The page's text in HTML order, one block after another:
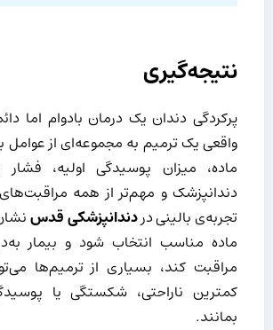
نتیجه‌گیری
پرکردگی دندان یک درمان بادوام اما
واقعی یک ترمیم به مجموعه‌ای از عوامل
ماده، میزان پوسیدگی اولیه،
دندانپزشک و مهم‌تر از همه
تجربه‌ی بالینی دردندانپزشکی قدس
ماده مناسب انتخاب شود و بیمار
مراقبت کند، بسیاری از ترمیم‌ها
کمترین ناراحتی، شکستگی یا
بمانند.